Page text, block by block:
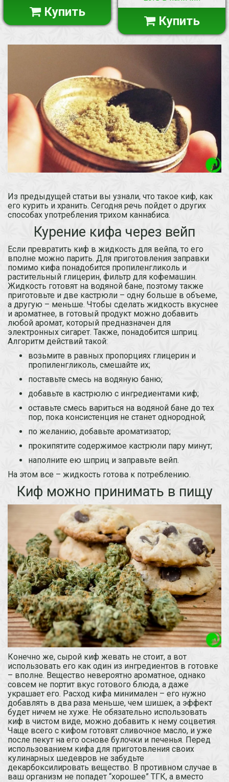
Купить
Купить
Из предыдущей статьи вы узнали, что такое киф, как
его курить и хранить. Сегодня речь пойдет о других
способах употребления трихом каннабиса.
Курение кифа через вейп
Если превратить киф в жидкость для вейпа, то его
вполне можно парить. Для приготовления заправки
помимо кифа понадобится пропиленгликоль и
растительный глицерин, фильтр для кофемашин.
Жидкость готовят на водяной бане, поэтому также
приготовьте и две кастрюли – одну больше в объеме,
а другую – меньше. Чтобы сделать жидкость вкуснее
и ароматнее, в готовый продукт можно добавить
любой аромат, который предназначен для
электронных сигарет. Также, понадобится шприц.
Алгоритм действий такой:
возьмите в равных пропорциях глицерин и
пропиленгликоль, смешайте их;
поставьте смесь на водяную баню;
добавьте в кастрюлю с ингредиентами киф;
оставьте смесь вариться на водяной бане до тех
пор, пока консистенция не станет однородной;
по желанию, добавьте ароматизатор;
прокипятите содержимое кастрюли пару минут;
наполните ею шприц и заправьте вейп.
На этом все – жидкость готова к потреблению.
Киф можно принимать в пищу
Конечно же, сырой киф жевать не стоит, а вот
использовать его как один из ингредиентов в готовке
– вполне. Вещество невероятно ароматное, однако
совсем не портит вкус готового блюда, а даже
украшает его. Расход кифа минимален – его нужно
добавлять в два раза меньше, чем шишек, а эффект
будет ничем не хуже. Не обязательно использовать
киф в чистом виде, можно добавить к нему соцветия.
Чаще всего с кифом готовят сливочное масло, и уже
после пекут на его основе булочки и печенья. Перед
использованием кифа для приготовления своих
кулинарных шедевров не забудьте
декарбоксилировать вещество. В противном случае в
ваш организм не попадет “хорошее” ТГК, а вместо